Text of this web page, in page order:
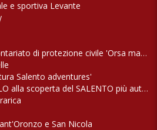
e sportiva Levante
di protezione civile 'Orsa maggiore'
Salento adventures'
alla scoperta del SALENTO più autentico
e San Nicola